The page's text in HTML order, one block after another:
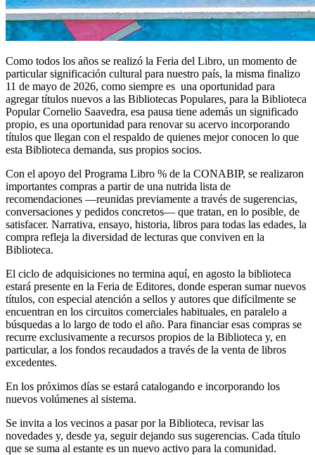
Como todos los años se realizó la Feria del Libro, un momento de
particular significación cultural para nuestro país, la misma finalizo
11 de mayo de 2026, como siempre es una oportunidad para
agregar títulos nuevos a las Bibliotecas Populares, para la Biblioteca
Popular Cornelio Saavedra, esa pausa tiene además un significado
propio, es una oportunidad para renovar su acervo incorporando
títulos que llegan con el respaldo de quienes mejor conocen lo que
esta Biblioteca demanda, sus propios socios.
Con el apoyo del Programa Libro % de la CONABIP, se realizaron
importantes compras a partir de una nutrida lista de
recomendaciones —reunidas previamente a través de sugerencias,
conversaciones y pedidos concretos— que tratan, en lo posible, de
satisfacer. Narrativa, ensayo, historia, libros para todas las edades, la
compra refleja la diversidad de lecturas que conviven en la
Biblioteca.
El ciclo de adquisiciones no termina aquí, en agosto la biblioteca
estará presente en la Feria de Editores, donde esperan sumar nuevos
títulos, con especial atención a sellos y autores que difícilmente se
encuentran en los circuitos comerciales habituales, en paralelo a
búsquedas a lo largo de todo el año. Para financiar esas compras se
recurre exclusivamente a recursos propios de la Biblioteca y, en
particular, a los fondos recaudados a través de la venta de libros
excedentes.
En los próximos días se estará catalogando e incorporando los
nuevos volúmenes al sistema.
Se invita a los vecinos a pasar por la Biblioteca, revisar las
novedades y, desde ya, seguir dejando sus sugerencias. Cada título
que se suma al estante es un nuevo activo para la comunidad.